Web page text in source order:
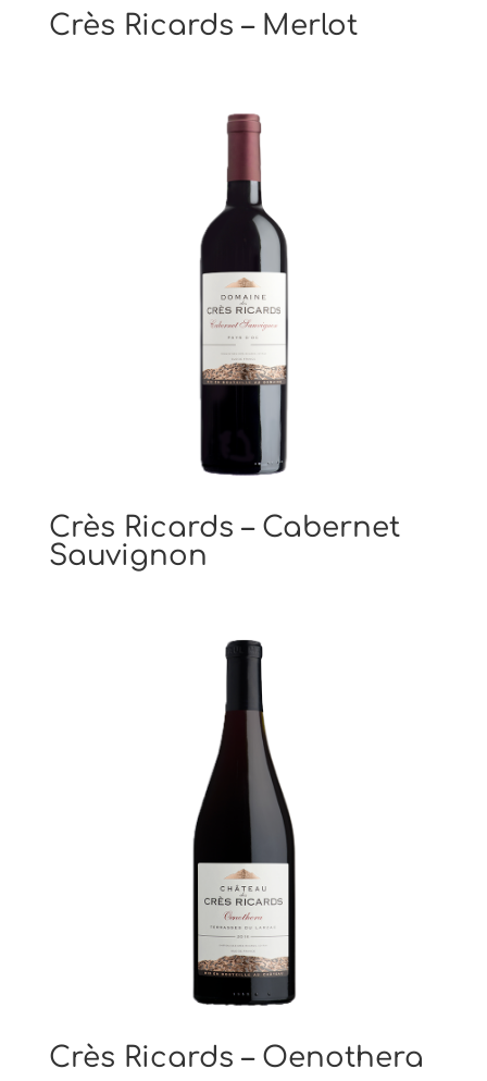
Crès Ricards – Merlot
Crès Ricards – Cabernet
Sauvignon
Crès Ricards – Oenothera